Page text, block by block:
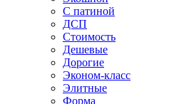
С патиной
ДСП
Стоимость
Дешевые
Дорогие
Эконом-класс
Элитные
Форма